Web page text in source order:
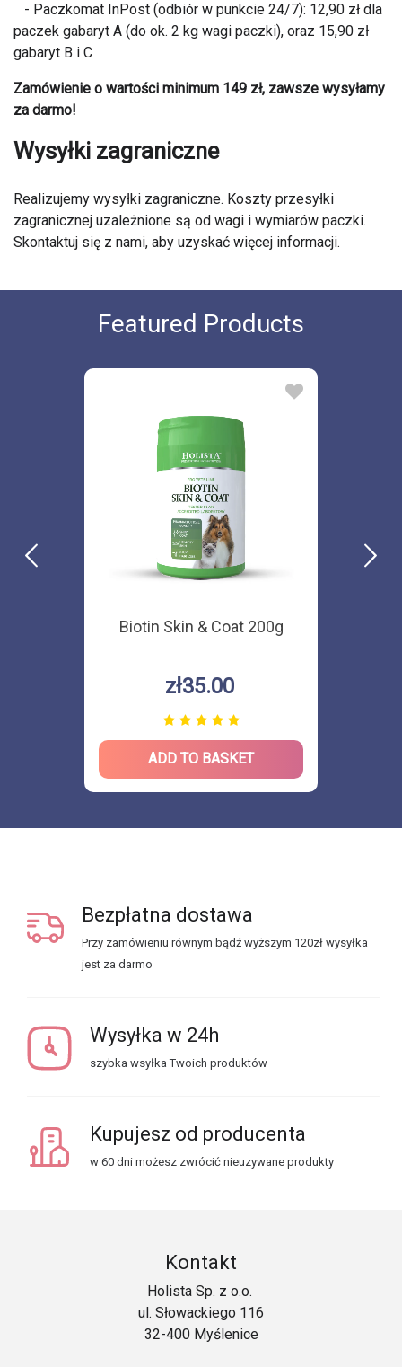
- Paczkomat InPost (odbiór w punkcie 24/7): 12,90 zł dla
paczek gabaryt A (do ok. 2 kg wagi paczki), oraz 15,90 zł
gabaryt B i C
Zamówienie o wartości minimum 149 zł, zawsze wysyłamy
za darmo!
Wysyłki zagraniczne
Realizujemy wysyłki zagraniczne. Koszty przesyłki
zagranicznej uzależnione są od wagi i wymiarów paczki.
Skontaktuj się z nami, aby uzyskać więcej informacji.
Featured Products
Biotin Skin & Coat 200g
zł35.00
ADD TO BASKET
Bezpłatna dostawa
Przy zamówieniu równym bądź wyższym 120zł wysyłka
jest za darmo
Wysyłka w 24h
szybka wsyłka Twoich produktów
Kupujesz od producenta
w 60 dni możesz zwrócić nieuzywane produkty
Kontakt
Holista Sp. z o.o.
ul. Słowackiego 116
32-400 Myślenice